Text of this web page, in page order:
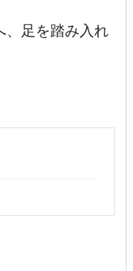
、足を踏み入れ